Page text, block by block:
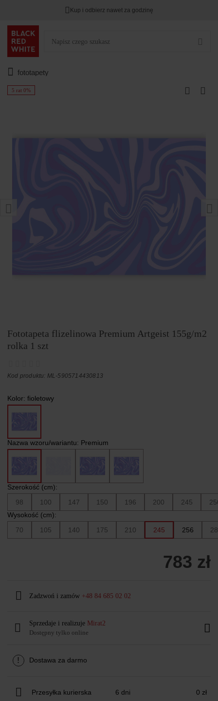
Kup i odbierz nawet za godzinę
fototapety
5 rat 0%
Fototapeta flizelinowa Premium Artgeist 155g/m2
rolka 1 szt
Kod produktu: ML-5905714430813
Kolor: fioletowy
Nazwa wzoru/wariantu: Premium
Szerokość (cm):
98
100 147 150 196 200 245
Wysokość (cm):
70
105 140 175 210 245 256
783 zł
Zadzwoń i zamów +48 84 685 02 02
Sprzedaje i realizuje Mirat2
Dostępny tylko online
! Dostawa za darmo
Przesyłka kurierska 6 dni 0 zł